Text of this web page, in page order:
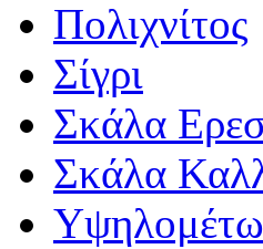
Πολιχνίτος
Σίγρι
Σκάλα
Σκάλα